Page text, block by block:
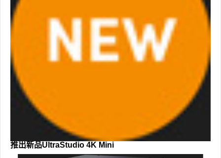
推出新品UltraStudio 4K Mini